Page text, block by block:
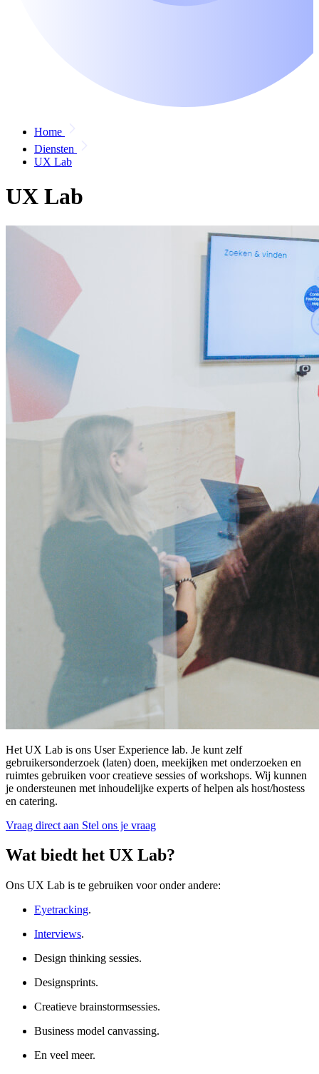
Home
Diensten
UX Lab
UX Lab
Het UX Lab is ons User Experience lab. Je kunt zelf
gebruikersonderzoek (laten) doen, meekijken met onderzoeken en
ruimtes gebruiken voor creatieve sessies of workshops. Wij kunnen
je ondersteunen met inhoudelijke experts of helpen als host/hostess
en catering.
Vraag direct aan Stel ons je vraag
Wat biedt het UX Lab?
Ons UX Lab is te gebruiken voor onder andere:
Eyetracking.
Interviews.
Design thinking sessies.
Designsprints.
Creatieve brainstormsessies.
Business model canvassing.
En veel meer.